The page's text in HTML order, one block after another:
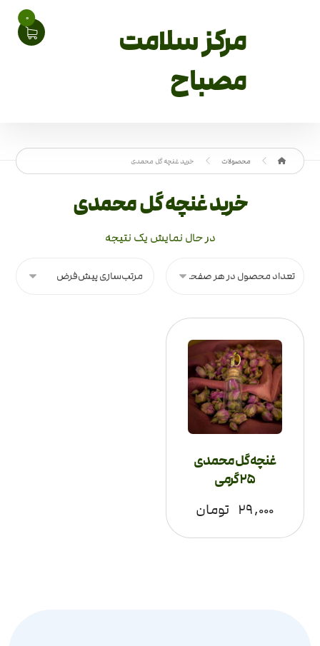
مرکز سلامت
مصباح
0
محصولات خرید غنچه گل محمدی
خرید غنچه گل محمدی
در حال نمایش یک نتیجه
غنچه گل محمدی
25 گرمی
۲۹,۰۰۰ تومان